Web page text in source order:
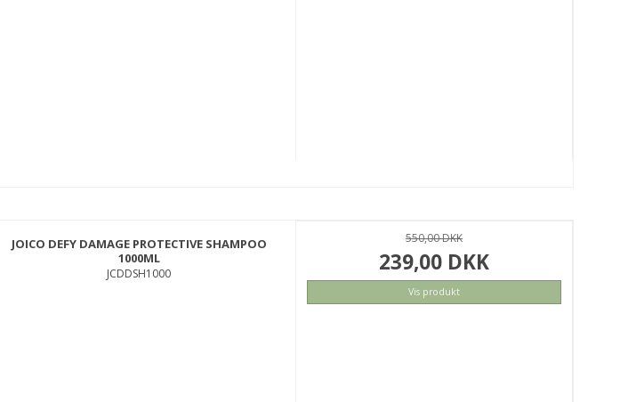
139,00 DKK
KØB
JOICO DEFY DAMAGE PROTECTIVE SHAMPOO
1000ML
JCDDSH1000
550,00 DKK
239,00 DKK
Vis produkt